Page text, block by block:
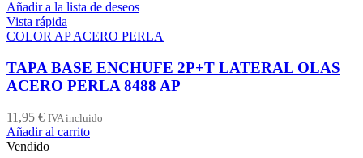
Añadir a la lista de deseos
Vista rápida
COLOR AP ACERO PERLA
TAPA BASE ENCHUFE 2P+T LATERAL OLAS
ACERO PERLA 8488 AP
11,95 € IVA incluido
Añadir al carrito
Vendido